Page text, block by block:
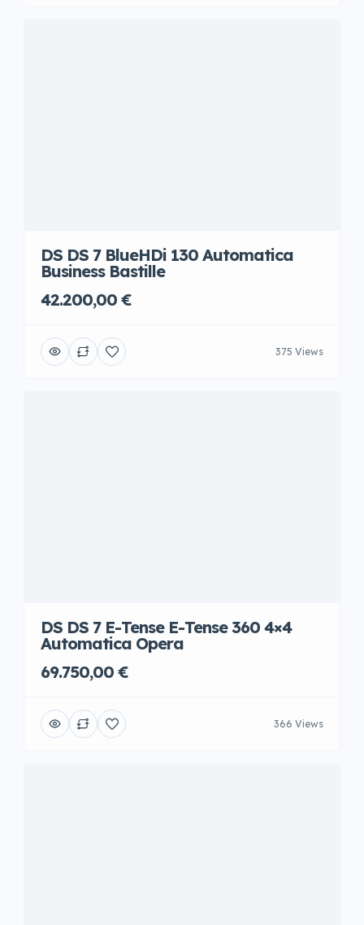
DS DS 7 BlueHDi 130 Automatica
Business Bastille
42.200,00 €
375 Views
DS DS 7 E-Tense E-Tense 360 4×4
Automatica Opera
69.750,00 €
366 Views